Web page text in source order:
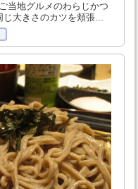
当地グルメのわらじかつ
大きさのカツを頬張...